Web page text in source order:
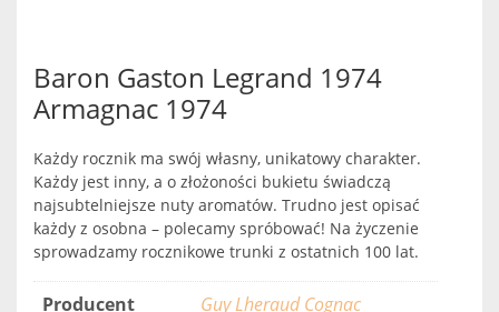
Baron Gaston Legrand 1974
Armagnac 1974
Każdy rocznik ma swój własny, unikatowy charakter.
Każdy jest inny, a o złożoności bukietu świadczą
najsubtelniejsze nuty aromatów. Trudno jest opisać
każdy z osobna – polecamy spróbować! Na życzenie
sprowadzamy rocznikowe trunki z ostatnich 100 lat.
Producent
Guy Lheraud Cognac